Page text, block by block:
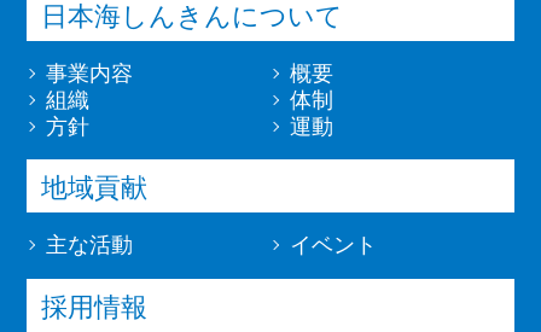
提供する場合等、適切な業務の遂行
に必要な範囲で第三者に提供するた
め
（7）他の事業者等から個人情報の
処理の全部または一部について委託
当該業務を適切に遂行するため
（8）申込人との契約や法律等に基
づく権利の行使や義務の履行のため
（9）市場調査ならびにﾃﾞｰﾀ分析や
ｱﾝｹｰﾄの実施等による金融商品やｻｰ
日本海しんきんについて
事業内容
概要
組織
体制
方針
運動
地域貢献
主な活動 イベント
採用情報